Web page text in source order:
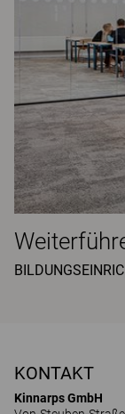
KONTAKT
Kinnarps GmbH